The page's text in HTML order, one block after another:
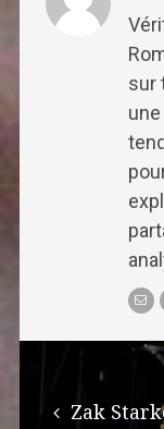
sur
navigation
Zak